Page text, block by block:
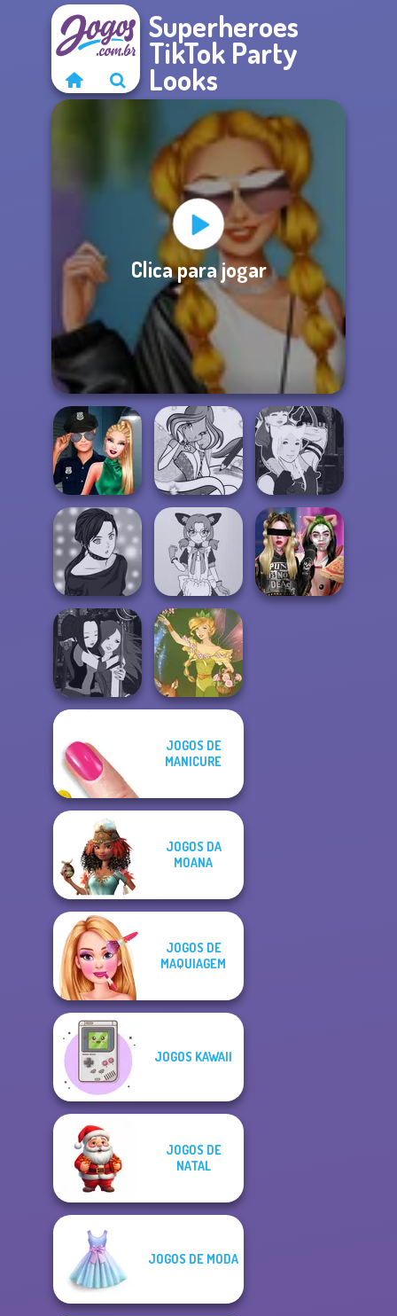
Superheroes
TikTok Party
Looks
Clica para jogar
Style Police
Officer
Winx Paint Fairy
Color
Manga Creator -
Fantasy World...
Manga Creator -
Rebels Page 2
Tokyo Mew Mew
Creator
Manga Creator -
Fantasy World...
JOGOS DE
MANICURE
JOGOS DA
MOANA
JOGOS DE
MAQUIAGEM
JOGOS KAWAII
JOGOS DE
NATAL
JOGOS DE MODA